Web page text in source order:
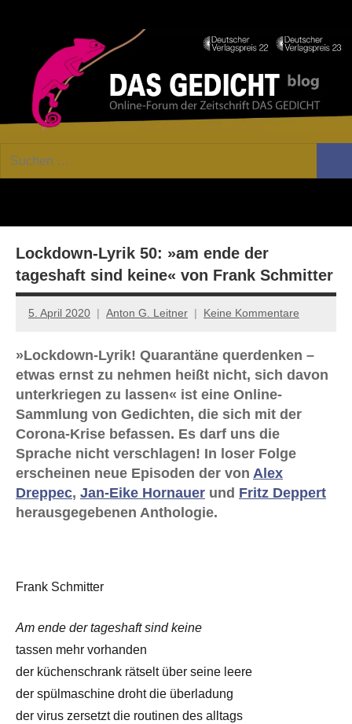
GEDICHT
Forum
von
Lyrik,
Essay
Suchen
Lockdown-Lyrik 50: »am ende der
tageshaft sind keine« von Frank Schmitter
5. April 2020 Anton G. Leitner Keine Kommentare
»Lockdown-Lyrik! Quarantäne querdenken –
etwas ernst zu nehmen heißt nicht, sich davon
unterkriegen zu lassen« ist eine Online-
Sammlung von Gedichten, die sich mit der
Corona-Krise befassen. Es darf uns die
Sprache nicht verschlagen! In loser Folge
erscheinen neue Episoden der von Alex
Dreppec, Jan-Eike Hornauer und Fritz Deppert
herausgegebenen Anthologie.
Frank Schmitter
Am ende der tageshaft sind keine
tassen mehr vorhanden
der küchenschrank rätselt über seine leere
der spülmaschine droht die überladung
der virus zersetzt die routinen des alltags